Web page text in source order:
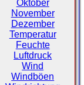
Oktober
November
Dezember
Temperatur
Feuchte
Luftdruck
Wind
Windböen